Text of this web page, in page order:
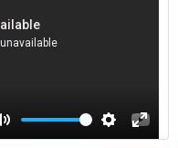
Mute
SettingsEnter